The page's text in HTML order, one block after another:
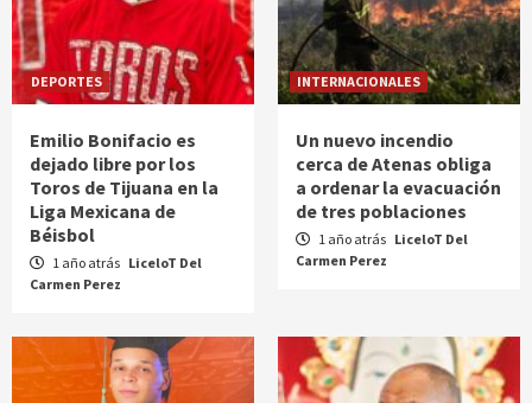
DEPORTES
Emilio Bonifacio es
dejado libre por los
Toros de Tijuana en la
Liga Mexicana de
Béisbol
1 año atrás LiceloT Del
Carmen Perez
INTERNACIONALES
Un nuevo incendio
cerca de Atenas obliga
a ordenar la evacuación
de tres poblaciones
1 año atrás LiceloT Del
Carmen Perez